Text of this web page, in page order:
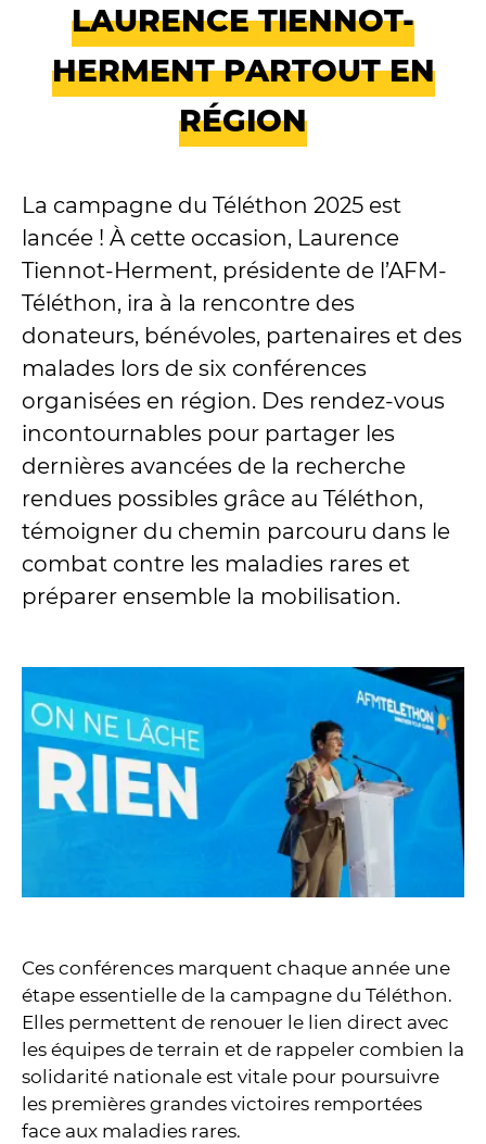
LAURENCE TIENNOT-
HERMENT PARTOUT EN
RÉGION
La campagne du Téléthon 2025 est
lancée ! À cette occasion, Laurence
Tiennot-Herment, présidente de l’AFM-
Téléthon, ira à la rencontre des
donateurs, bénévoles, partenaires et des
malades lors de six conférences
organisées en région. Des rendez-vous
incontournables pour partager les
dernières avancées de la recherche
rendues possibles grâce au Téléthon,
témoigner du chemin parcouru dans le
combat contre les maladies rares et
préparer ensemble la mobilisation.
Ces conférences marquent chaque année une
étape essentielle de la campagne du Téléthon.
Elles permettent de renouer le lien direct avec
les équipes de terrain et de rappeler combien la
solidarité nationale est vitale pour poursuivre
les premières grandes victoires remportées
face aux maladies rares.